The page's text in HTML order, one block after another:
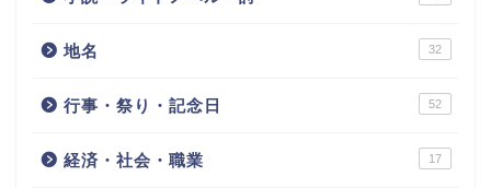
地名 32
行事・祭り・記念日 52
経済・社会・職業 17